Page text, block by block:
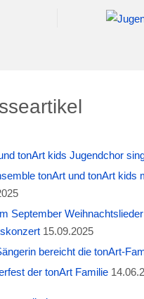
tonArt kids Jugendchor
tonArt und tonArt kids
September
15.09.2025
bereicht die tonArt-
der tonArt Familie